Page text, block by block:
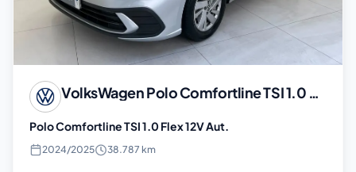
VolksWagenPolo Comfortline TSI 1.0 Flex 12V Aut.
Polo Comfortline TSI 1.0 Flex 12V Aut.
2024/2025 38.787 km